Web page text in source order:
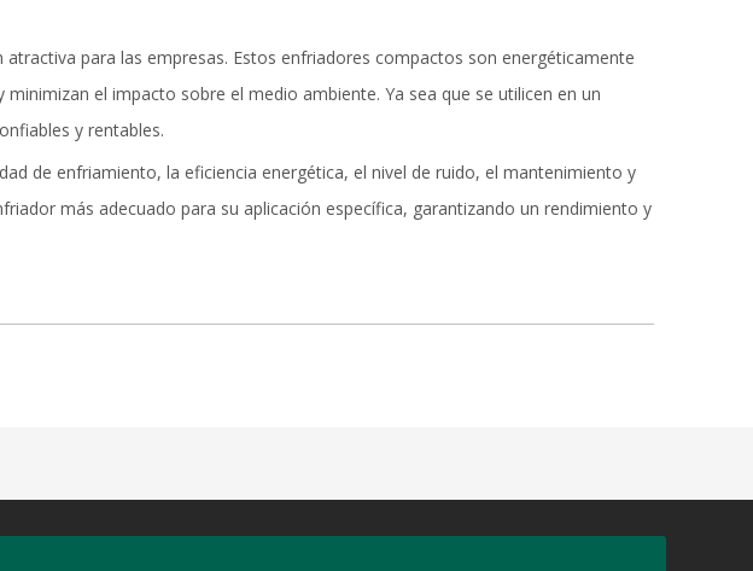
para las empresas. Estos enfriadores compactos son energéticamente
el impacto sobre el medio ambiente. Ya sea que se utilicen en un
y rentables.
de enfriamiento, la eficiencia energética, el nivel de ruido, el mantenimiento y
más adecuado para su aplicación específica, garantizando un rendimiento y